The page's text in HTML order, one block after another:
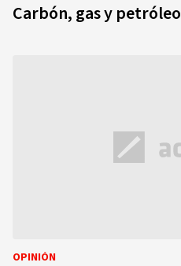
Carbón, gas y petróleo
OPINIÓN